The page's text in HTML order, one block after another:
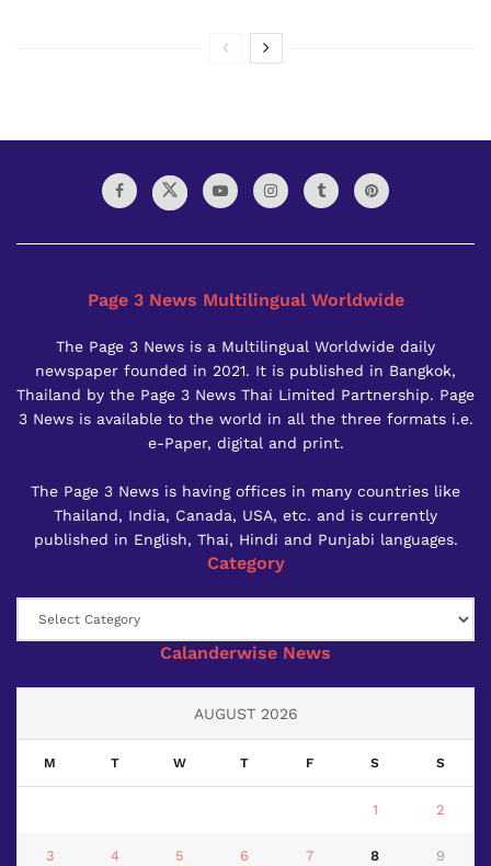
Page 3 News Multilingual Worldwide
The Page 3 News is a Multilingual Worldwide daily
newspaper founded in 2021. It is published in Bangkok,
Thailand by the Page 3 News Thai Limited Partnership. Page
3 News is available to the world in all the three formats i.e.
e-Paper, digital and print.
The Page 3 News is having offices in many countries like
Thailand, India, Canada, USA, etc. and is currently
published in English, Thai, Hindi and Punjabi languages.
Category
Calanderwise News
AUGUST 2026
M T W T F S S
1 2
3 4 5 6 7 8 9